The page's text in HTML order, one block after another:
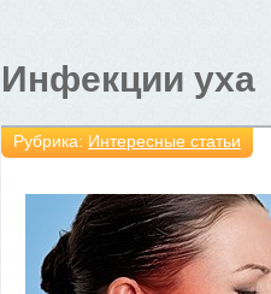
Инфекции уха
Рубрика: Интересные статьи